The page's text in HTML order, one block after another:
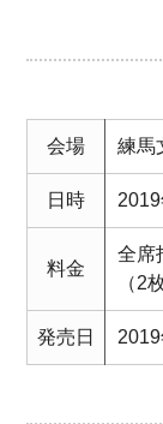
会場 練馬
日時
料金
全
（2
発売日